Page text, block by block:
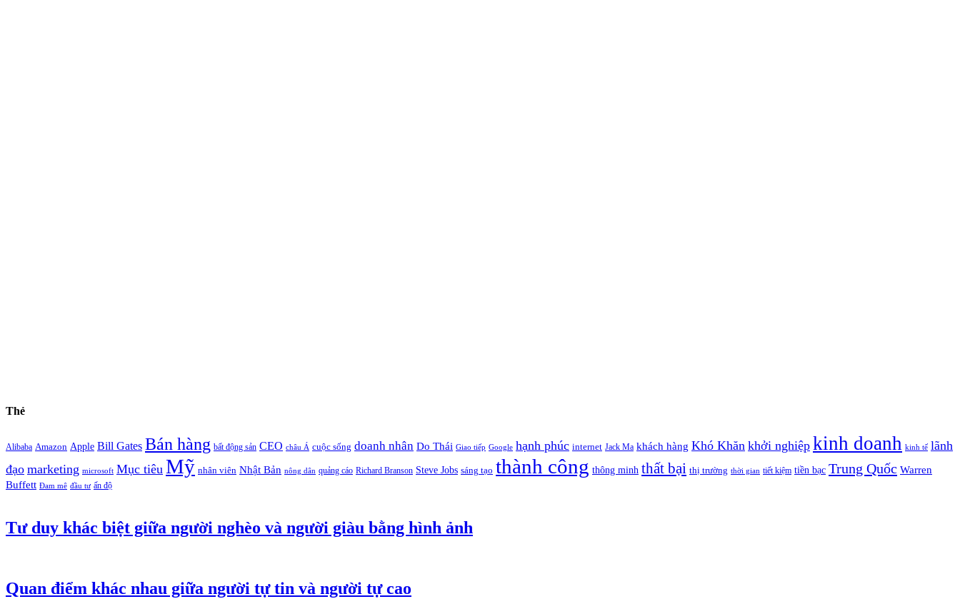
Thẻ
Alibaba Amazon Apple Bill Gates Bán hàng bất động sản CEO châu Á cuộc sống doanh nhân Do Thái Giao tiếp Google hạnh phúc internet Jack Ma khách hàng Khó Khăn khởi nghiệp kinh doanh kinh tế lãnh
đạo marketing microsoft Mục tiêu Mỹ nhân viên Nhật Bản nông dân quảng cáo Richard Branson Steve Jobs sáng tạo thành công thông minh thất bại thị trường thời gian tiết kiệm tiền bạc Trung Quốc Warren
Buffett Đam mê đầu tư ấn độ
Tư duy khác biệt giữa người nghèo và người giàu bằng hình ảnh
Quan điểm khác nhau giữa người tự tin và người tự cao